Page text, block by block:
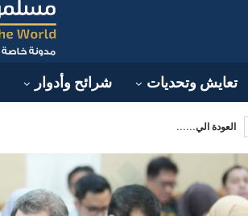
تعايش وتحديات شرائح وأدوار
العودة الي......